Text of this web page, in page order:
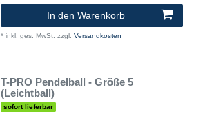
In den Warenkorb
* inkl. ges. MwSt. zzgl. Versandkosten
T-PRO Pendelball - Größe 5
(Leichtball)
sofort lieferbar